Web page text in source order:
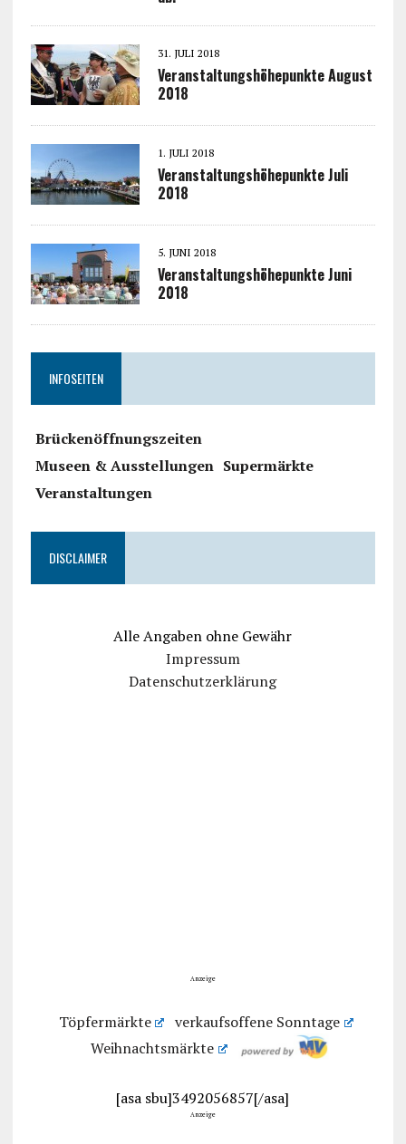
31. JULI 2018
Veranstaltungshöhepunkte August
2018
1. JULI 2018
Veranstaltungshöhepunkte Juli
2018
5. JUNI 2018
Veranstaltungshöhepunkte Juni
2018
INFOSEITEN
Brückenöffnungszeiten
Museen & Ausstellungen Supermärkte
Veranstaltungen
DISCLAIMER
Alle Angaben ohne Gewähr
Impressum
Datenschutzerklärung
Anzeige
Töpfermärkte
verkaufsoffene Sonntage
Weihnachtsmärkte
[asa sbu]3492056857[/asa]
Anzeige